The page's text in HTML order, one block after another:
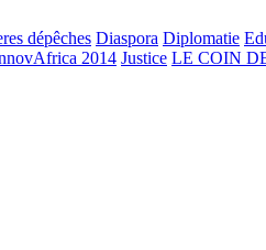
dépêches Diaspora Diplomatie
2014 Justice LE COIN